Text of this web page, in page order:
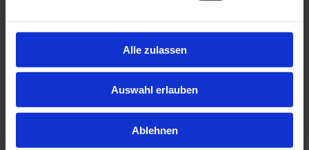
Alle zulassen
Auswahl erlauben
Ablehnen
Es ist mit Abstand der amweitesten verbreitete
(Standard) Kunststoffder Welt und wird hauptsächlich in